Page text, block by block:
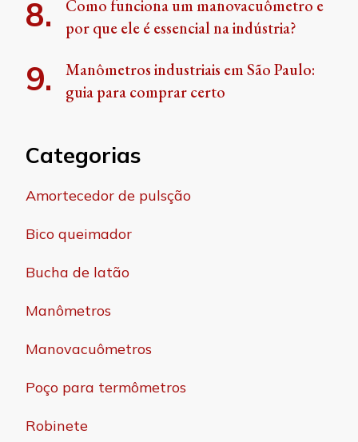
Como funciona um manovacuômetro e
por que ele é essencial na indústria?
Manômetros industriais em São Paulo:
guia para comprar certo
Categorias
Amortecedor de pulsção
Bico queimador
Bucha de latão
Manômetros
Manovacuômetros
Poço para termômetros
Robinete